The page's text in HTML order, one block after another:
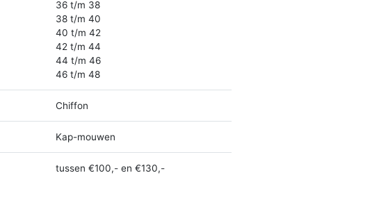
36 t/m 38
38 t/m 40
40 t/m 42
42 t/m 44
44 t/m 46
46 t/m 48
Chiffon
Kap-mouwen
tussen €100,- en €130,-